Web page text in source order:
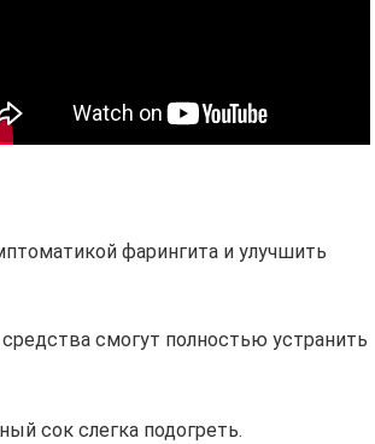
фарингита и улучшить
смогут полностью устранить
сок слегка подогреть.